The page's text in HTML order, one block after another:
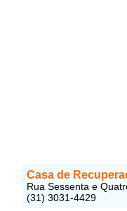
Casa de
Rua Sessenta e
(31) 3031-4429